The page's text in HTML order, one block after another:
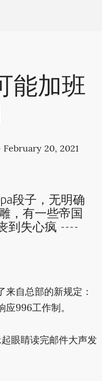
能加班
February 20, 2021
段子，无明确
，有一些帝国
到失心疯 ----
自总部的新规定：
996工作制。
眼睛读完邮件大声发